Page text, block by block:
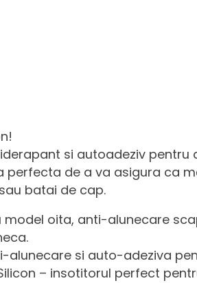
si autoadeziv pentru
de a va asigura ca
batai de cap.
oita, anti-alunecare
si auto-adeziva
– insotitorul perfect